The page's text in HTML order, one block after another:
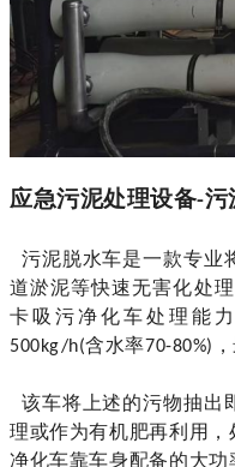
应急污泥处理设备-污
污泥脱水车是一款专业
道淤泥等快速无害化处
卡吸污净化车处理能
500kg/h(含水率70-80%)
该车将上述的污物抽出
理或作为有机肥再利用
净化车靠车身配备的大